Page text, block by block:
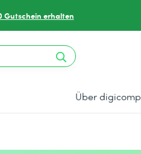
Gutschein erhalten
Über digicomp